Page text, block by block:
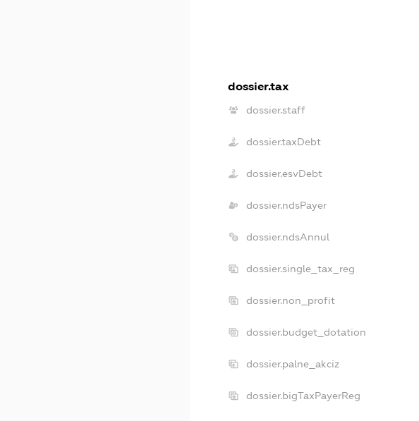
dossier.tax
dossier.staff
dossier.taxDebt
dossier.esvDebt
dossier.ndsPayer
dossier.ndsAnnul
dossier.single_tax_reg
dossier.non_profit
dossier.budget_dotation
dossier.palne_akciz
dossier.bigTaxPayerReg